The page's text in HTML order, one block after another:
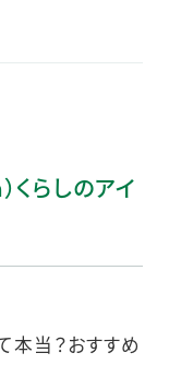
くらしのアイ
本当？おすすめ